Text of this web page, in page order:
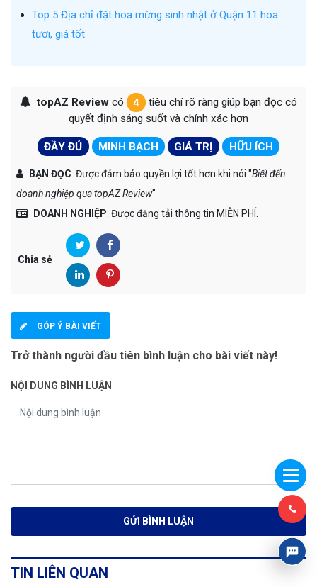
Top 5 Địa chỉ đặt hoa mừng sinh nhật ở Quận 11 hoa
tươi, giá tốt
topAZ Reviewcó 4
tiêu chí rõ ràng giúp bạn đọc có
quyết định sáng suốt và chính xác hơn
ĐẦY ĐỦ MINH BẠCH GIÁ TRỊ HỮU ÍCH
BẠN ĐỌC: Được đảm bảo quyền lợi tốt hơn khi nói "Biết đến
doanh nghiệp qua topAZ Review"
DOANH NGHIỆP: Được đăng tải thông tin MIỄN PHÍ.
Chia sẻ
GÓP Ý BÀI VIẾT
Trở thành người đầu tiên bình luận cho bài viết này!
NỘI DUNG BÌNH LUẬN
TIN LIÊN QUAN